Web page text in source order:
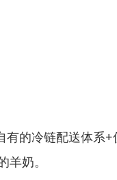
的冷链配送体
奶。